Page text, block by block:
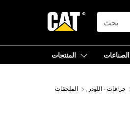
SEARCH
المنتجات الصناعات
الملحقات جرافات - اللودر